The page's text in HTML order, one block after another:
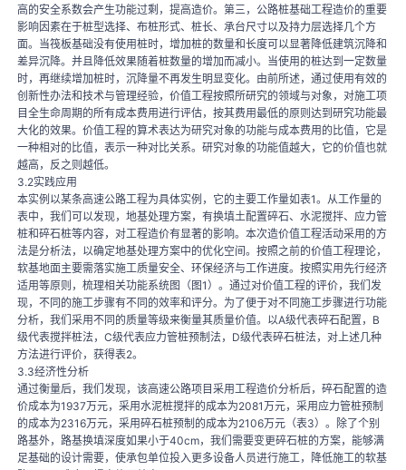
高的安全系数会产生功能过剩，提高造价。第三，公路桩基础工程造价的重要
影响因素在于桩型选择、布桩形式、桩长、承台尺寸以及持力层选择几个方
面。当筏板基础没有使用桩时，增加桩的数量和长度可以显著降低建筑沉降和
差异沉降。并且降低效果随着桩数量的增加而减小。当使用的桩达到一定数量
时，再继续增加桩时，沉降量不再发生明显变化。由前所述，通过使用有效的
创新性办法和技术与管理经验，价值工程按照所研究的领域与对象，对施工项
目全生命周期的所有成本费用进行评估，按其费用最低的原则达到研究功能最
大化的效果。价值工程的算术表达为研究对象的功能与成本费用的比值，它是
一种相对的比值，表示一种对比关系。研究对象的功能值越大，它的价值也就
越高，反之则越低。
3.2实践应用
本实例以某条高速公路工程为具体实例，它的主要工作量如表1。从工作量的
表中，我们可以发现，地基处理方案，有换填土配置碎石、水泥搅拌、应力管
桩和碎石桩等内容，对工程造价有显著的影响。本次造价值工程活动采用的方
法是分析法，以确定地基处理方案中的优化空间。按照之前的价值工程理论，
软基地面主要需落实施工质量安全、环保经济与工作进度。按照实用先行经济
适用等原则，梳理相关功能系统图（图1）。通过对价值工程的评价，我们发
现，不同的施工步骤有不同的效率和评分。为了便于对不同施工步骤进行功能
分析，我们采用不同的质量等级来衡量其质量价值。以A级代表碎石配置，B
级代表搅拌桩法，C级代表应力管桩预制法，D级代表碎石桩法，对上述几种
方法进行评价，获得表2。
3.3经济性分析
通过衡量后，我们发现，该高速公路项目采用工程造价分析后，碎石配置的造
价成本为1937万元，采用水泥桩搅拌的成本为2081万元，采用应力管桩预制
的成本为2316万元，采用碎石桩预制的成本为2106万元（表3）。除了个别
路基外，路基换填深度如果小于40cm，我们需要变更碎石桩的方案，能够满
足基础的设计需要，使承包单位投入更多设备人员进行施工，降低施工的软基